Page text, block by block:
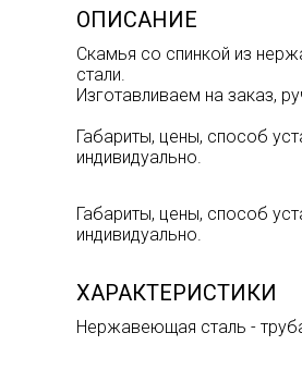
ОПИСАНИЕ
Скамья со спинкой из
стали.
Изготавливаем на заказ,
Габариты, цены, способ
индивидуально.
Габариты, цены, способ
индивидуально.
ХАРАКТЕРИСТИКИ
Нержавеющая сталь -